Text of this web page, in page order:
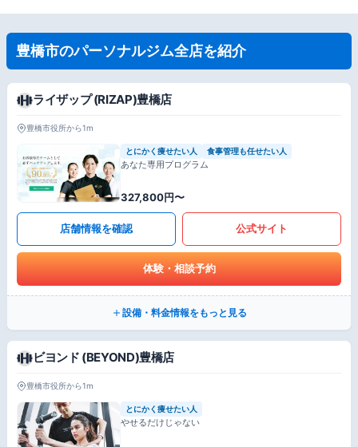
豊橋市のパーソナルジム全店を紹介
ライザップ (RIZAP)豊橋店
豊橋市役所から1m
とにかく痩せたい人 食事管理も任せたい人
あなた専用プログラム
327,800円〜
店舗情報を確認 公式サイト
体験・相談予約
設備・料金情報をもっと見る
ビヨンド (BEYOND)豊橋店
豊橋市役所から1m
とにかく痩せたい人
やせるだけじゃない